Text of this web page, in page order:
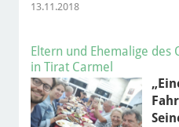
13.11.2018
Eltern und Ehemalige des
in Tirat Carmel